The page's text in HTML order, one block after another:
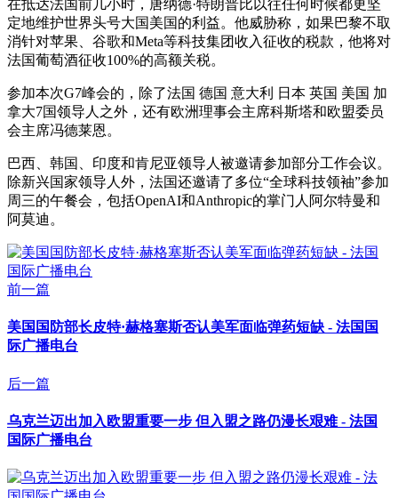
在抵达法国前几小时，唐纳德·特朗普比以往任何时候都更坚
定地维护世界头号大国美国的利益。他威胁称，如果巴黎不取
消针对苹果、谷歌和Meta等科技集团收入征收的税款，他将对
法国葡萄酒征收100%的高额关税。
参加本次G7峰会的，除了法国 德国 意大利 日本 英国 美国 加
拿大7国领导人之外，还有欧洲理事会主席科斯塔和欧盟委员
会主席冯德莱恩。
巴西、韩国、印度和肯尼亚领导人被邀请参加部分工作会议。
除新兴国家领导人外，法国还邀请了多位“全球科技领袖”参加
周三的午餐会，包括OpenAI和Anthropic的掌门人阿尔特曼和
阿莫迪。
前一篇
美国国防部长皮特·赫格塞斯否认美军面临弹药短缺 - 法国国
际广播电台
后一篇
乌克兰迈出加入欧盟重要一步 但入盟之路仍漫长艰难 - 法国
国际广播电台